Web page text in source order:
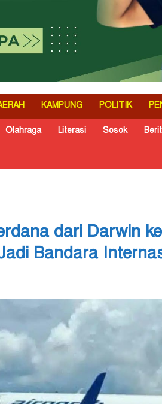
KAMPUNG POLITIK
Olahraga Literasi Sosok
dari Darwin
Bandara